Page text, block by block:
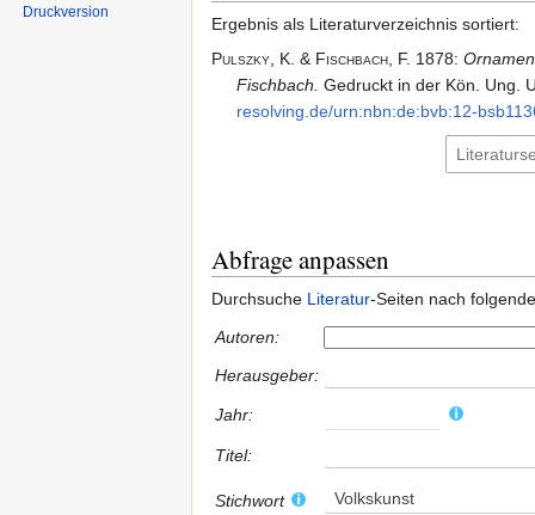
Ergebnis als Literaturverzeichnis sortiert:
Pulszky, K. & Fischbach, F. 1878:
Fischbach. Gedruckt in der Kön. Ung.
resolving.​de/​urn:nbn:de:bvb:12-
Abfrage anpassen
Durchsuche Literatur-Seiten nach
Autoren:
Herausgeber:
Jahr:
Titel:
Stichwort Volkskunst
Druckversion